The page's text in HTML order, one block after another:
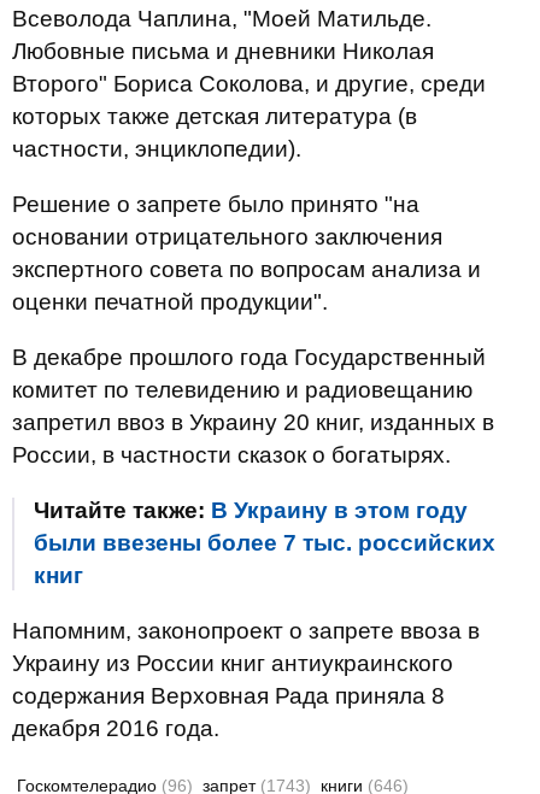
Всеволода Чаплина, "Моей Матильде.
Любовные письма и дневники Николая
Второго" Бориса Соколова, и другие, среди
которых также детская литература (в
частности, энциклопедии).
Решение о запрете было принято "на
основании отрицательного заключения
экспертного совета по вопросам анализа и
оценки печатной продукции".
В декабре прошлого года Государственный
комитет по телевидению и радиовещанию
запретил ввоз в Украину 20 книг, изданных в
России, в частности сказок о богатырях.
Читайте также: В Украину в этом году
были ввезены более 7 тыс. российских
книг
Напомним, законопроект о запрете ввоза в
Украину из России книг антиукраинского
содержания Верховная Рада приняла 8
декабря 2016 года.
Госкомтелерадио (96) запрет (1743) книги (646)